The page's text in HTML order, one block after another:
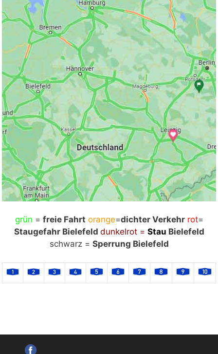
Mit Klick auf „Staukarte laden“ werden externe
Inhalte von Google nachgeladen. Mit dem Klick
auf "Staukarte laden" akzeptieren Sie unsere
ansehen
grün = freie Fahrt orange=dichter Verkehr rot=
Staugefahr Bielefeld dunkelrot = Stau Bielefeld
schwarz = Sperrung Bielefeld